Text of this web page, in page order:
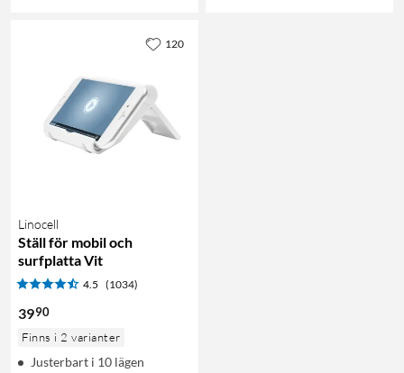
Linocell
Ställ för mobil och
surfplatta Vit
4.5 (1034)
3990
Finns i 2 varianter
Justerbart i 10 lägen
120